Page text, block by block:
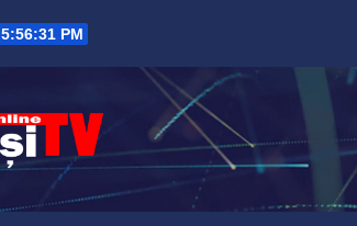
5:56:32 PM